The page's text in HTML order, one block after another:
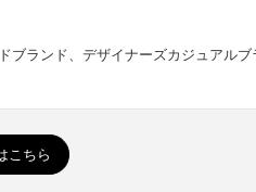
ブランド、デザイナーズカジュアル
こちら